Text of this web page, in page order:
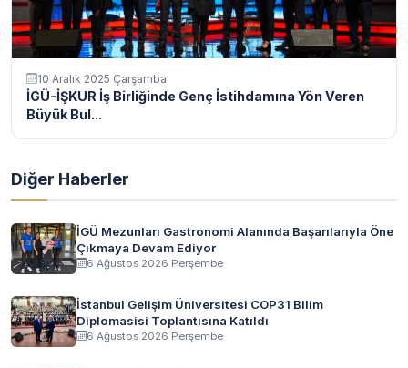
10 Aralık 2025 Çarşamba
İGÜ-İŞKUR İş Birliğinde Genç İstihdamına Yön Veren
Büyük Bul...
Diğer Haberler
İGÜ Mezunları Gastronomi Alanında Başarılarıyla Öne
Çıkmaya Devam Ediyor
6 Ağustos 2026 Perşembe
İstanbul Gelişim Üniversitesi COP31 Bilim
Diplomasisi Toplantısına Katıldı
6 Ağustos 2026 Perşembe